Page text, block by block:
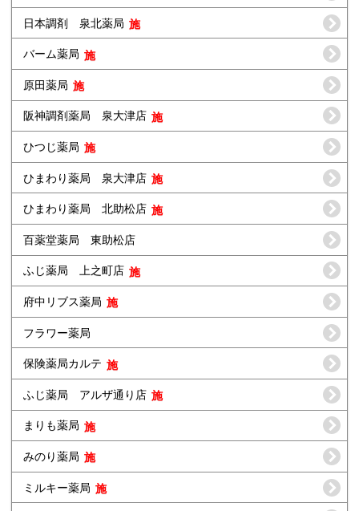
日本調剤 泉北薬局
バーム薬局
原田薬局
阪神調剤薬局 泉大津店
ひつじ薬局
ひまわり薬局 泉大津店
ひまわり薬局 北助松店
百薬堂薬局 東助松店
ふじ薬局 上之町店
府中リブス薬局
フラワー薬局
保険薬局カルテ
ふじ薬局 アルザ通り店
まりも薬局
みのり薬局
ミルキー薬局